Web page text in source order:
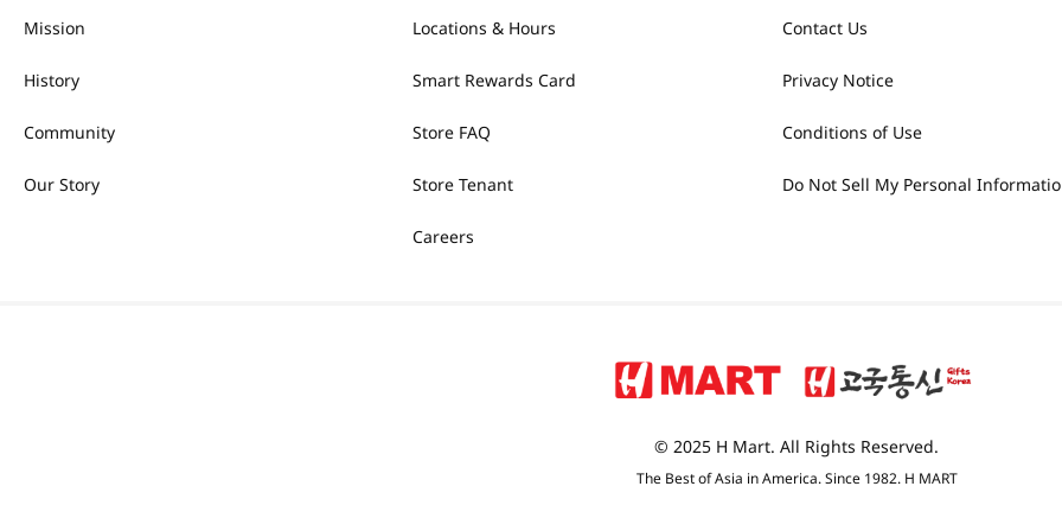
Mission
History
Community
Our Story
Locations & Hours
Smart Rewards Card
Store FAQ
Store Tenant
Careers
Contact Us
Privacy Notice
Conditions of Use
Do Not Sell My Personal
© 2025 H Mart. All Rights Reserved.
The Best of Asia in America. Since 1982. H MART